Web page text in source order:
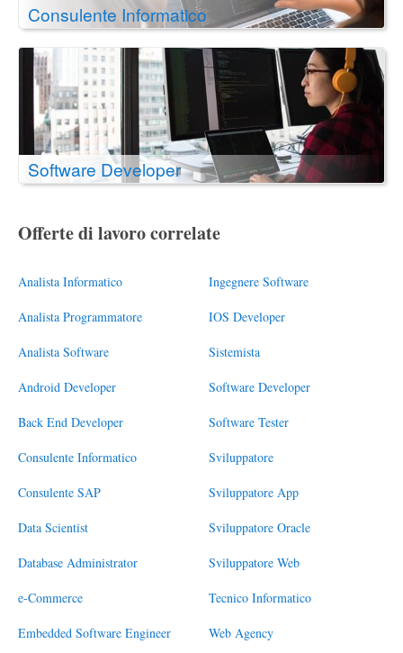
Consulente Informatico
Software Developer
Offerte di lavoro correlate
Analista Informatico
Analista Programmatore
Analista Software
Android Developer
Back End Developer
Consulente Informatico
Consulente SAP
Data Scientist
Database Administrator
e-Commerce
Embedded Software Engineer
Ingegnere Software
IOS Developer
Sistemista
Software Developer
Software Tester
Sviluppatore
Sviluppatore App
Sviluppatore Oracle
Sviluppatore Web
Tecnico Informatico
Web Agency